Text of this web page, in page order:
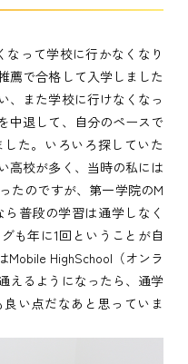
って学校に行かなくなり
薦で合格して入学しました
、また学校に行けなくなっ
中退して、自分のペースで
た。いろいろ探していた
高校が多く、当時の私には
たのですが、第一学院のM
普段の学習は通学しなく
も年に1回ということが自
Mobile HighSchool（オンラ
えるようになったら、通学
い点だなあと思っていま